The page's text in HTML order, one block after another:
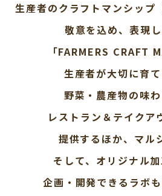
生産者のクラフトマンシップ
敬意を込め、表現し
「FARMERS CRAFT
生産者が大切に育
野菜・農産物の味わ
レストラン＆テイクア
提供するほか、マル
そして、オリジナル
企画・開発できるラボも